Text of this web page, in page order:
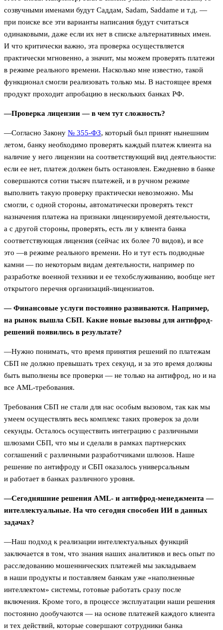
созвучными именами будут Саддам, Sadam, Saddame и т.д. —
при поиске все эти варианты написания будут считаться
одинаковыми, даже если их нет в списке альтернативных имен.
И что критически важно, эта проверка осуществляется
практически мгновенно, а значит, мы можем проверять платежи
в режиме реального времени. Насколько мне известно, такой
функционал смогли реализовать только мы. В настоящее время
продукт проходит апробацию в нескольких банках РФ.
—Проверка лицензии — в чем тут сложность?
—Согласно Закону № 355-ФЗ, который был принят нынешним
летом, банку необходимо проверять каждый платеж клиента на
наличие у него лицензии на соответствующий вид деятельности:
если ее нет, платеж должен быть остановлен. Ежедневно в банке
совершаются сотни тысяч платежей, и в ручном режиме
выполнить такую проверку практически невозможно. Мы
смогли, с одной стороны, автоматически проверять текст
назначения платежа на признаки лицензируемой деятельности,
а с другой стороны, проверять, есть ли у клиента банка
соответствующая лицензия (сейчас их более 70 видов), и все
это —в режиме реального времени. Но и тут есть подводные
камни — по некоторым видам деятельности, например по
разработке военной техники и ее техобслуживанию, вообще нет
открытого перечня организаций-лицензиатов.
— Финансовые услуги постоянно развиваются. Например,
на рынок вышла СБП. Какие новые вызовы для антифрод-
решений появились в результате?
—Нужно понимать, что время принятия решений по платежам
СБП не должно превышать трех секунд, и за это время должны
быть выполнены все проверки — не только на антифрод, но и на
все AML-требования.
Требования СБП не стали для нас особым вызовом, так как мы
умеем осуществлять весь комплекс таких проверок за доли
секунды. Осталось осуществить интеграцию с различными
шлюзами СБП, что мы и сделали в рамках партнерских
соглашений с различными разработчиками шлюзов. Наше
решение по антифроду и СБП оказалось универсальным
и работает в банках различного уровня.
—Сегодняшние решения AML- и антифрод-менеджмента —
интеллектуальные. На что сегодня способен ИИ в данных
задачах?
—Наш подход к реализации интеллектуальных функций
заключается в том, что знания наших аналитиков и весь опыт по
расследованию мошеннических платежей мы закладываем
в наши продукты и поставляем банкам уже «наполненные
интеллектом» системы, готовые работать сразу после
включения. Кроме того, в процессе эксплуатации наши решения
постоянно дообучаются — на основе платежей каждого клиента
и тех действий, которые совершают сотрудники банка